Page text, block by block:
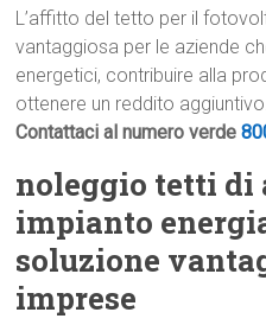
L’affitto del tetto per il
vantaggiosa per le aziende
energetici, contribuire alla
ottenere un reddito
Contattaci al numero verde
noleggio tetti di
impianto
soluzione
imprese